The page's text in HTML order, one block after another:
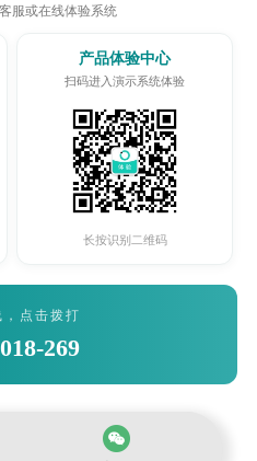
服或在线体验系统
产品体验中心
扫码进入演示系统体验
长按识别二维码
，点击拨打
269